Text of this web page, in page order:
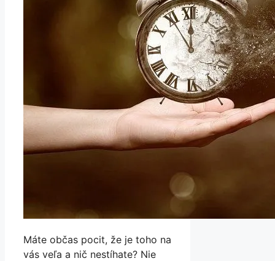
Máte občas pocit, že je toho na
vás veľa a nič nestíhate? Nie